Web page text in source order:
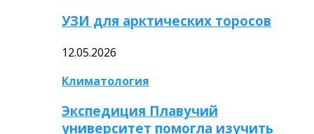
УЗИ для арктических торосов
12.05.2026
Климатология
Экспедиция Плавучий
университет помогла изучить